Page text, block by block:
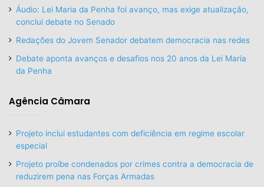
Áudio: Lei Maria da Penha foi avanço, mas exige atualização,
conclui debate no Senado
Redações do Jovem Senador debatem democracia nas redes
Debate aponta avanços e desafios nos 20 anos da Lei Maria
da Penha
Agência Câmara
Projeto inclui estudantes com deficiência em regime escolar
especial
Projeto proíbe condenados por crimes contra a democracia de
reduzirem pena nas Forças Armadas